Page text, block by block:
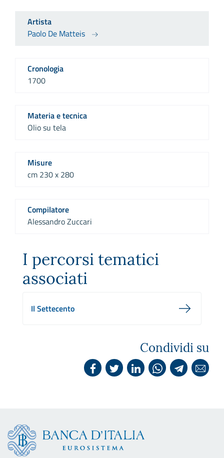
Artista
Paolo De Matteis
Cronologia
1700
Materia e tecnica
Olio su tela
Misure
cm 230 x 280
Compilatore
Alessandro Zuccari
I percorsi tematici
associati
Il Settecento
Condividi su